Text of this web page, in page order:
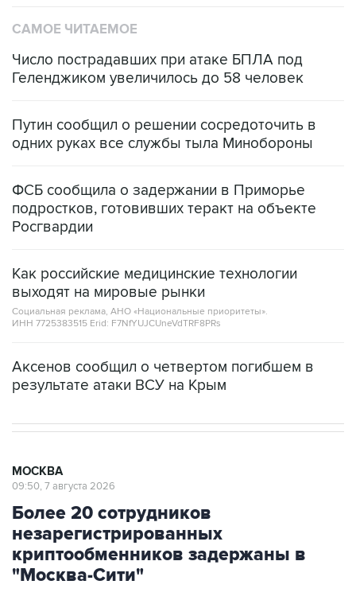
САМОЕ ЧИТАЕМОЕ
Число пострадавших при атаке БПЛА под
Геленджиком увеличилось до 58 человек
Путин сообщил о решении сосредоточить в
одних руках все службы тыла Минобороны
ФСБ сообщила о задержании в Приморье
подростков, готовивших теракт на объекте
Росгвардии
Как российские медицинские технологии
выходят на мировые рынки
Социальная реклама, АНО «Национальные приоритеты».
ИНН 7725383515 Erid: F7NfYUJCUneVdTRF8PRs
Аксенов сообщил о четвертом погибшем в
результате атаки ВСУ на Крым
МОСКВА
09:50, 7 августа 2026
Более 20 сотрудников
незарегистрированных
криптообменников задержаны в
"Москва-Сити"